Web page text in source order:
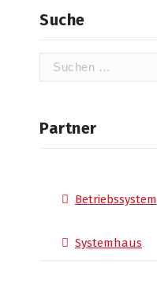
Suche
Suchen
Partner
Betriebssystem
Systemhaus